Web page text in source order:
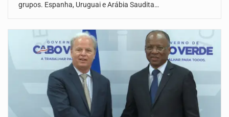
grupos. Espanha, Uruguai e Arábia Saudita…